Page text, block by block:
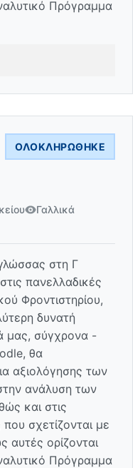
Πρόγραμμα
ΟΛΟΚΛΗΡΏΘΗΚΕ
Γαλλικά
στη Γ
πανελλαδικές
Φροντιστηρίου,
δυνατή
μας, σύγχρονα -
θα
αξιολόγησης των
ανάλυση των
και στις
που σχετίζονται με
αυτές ορίζονται
Πρόγραμμα